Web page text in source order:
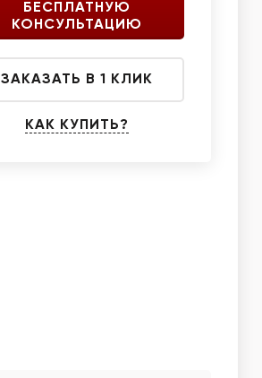
БЕСПЛАТНУЮ
КОНСУЛЬТАЦИЮ
ЗАКАЗАТЬ В 1 КЛИК
КАК КУПИТЬ?